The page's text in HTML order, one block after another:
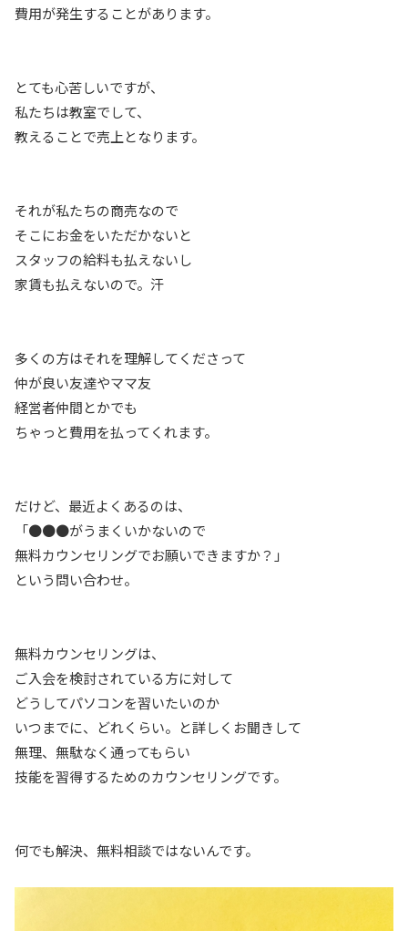
費用が発生することがあります。
とても心苦しいですが、
私たちは教室でして、
教えることで売上となります。
それが私たちの商売なので
そこにお金をいただかないと
スタッフの給料も払えないし
家賃も払えないので。汗
多くの方はそれを理解してくださって
仲が良い友達やママ友
経営者仲間とかでも
ちゃっと費用を払ってくれます。
だけど、最近よくあるのは、
「●●●がうまくいかないので
無料カウンセリングでお願いできますか？」
という問い合わせ。
無料カウンセリングは、
ご入会を検討されている方に対して
どうしてパソコンを習いたいのか
いつまでに、どれくらい。と詳しくお聞きして
無理、無駄なく通ってもらい
技能を習得するためのカウンセリングです。
何でも解決、無料相談ではないんです。